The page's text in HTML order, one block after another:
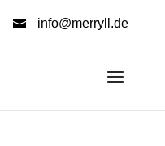
info@merryll.de